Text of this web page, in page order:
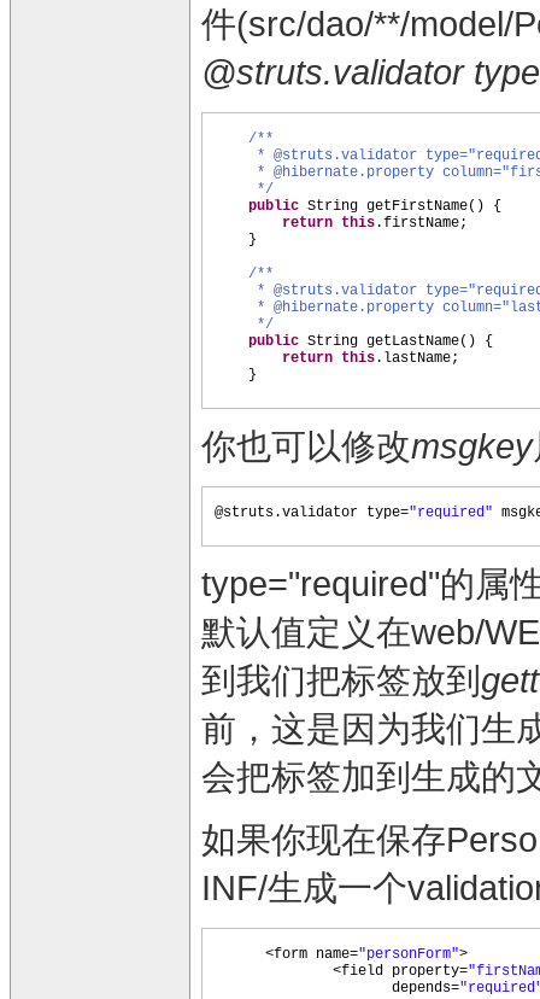
件(src/dao/**/model/
@struts.validator
/**
* @struts.validator
* @hibernate.property
*/
public String getFirstName() {
return this.firstName;
}
/**
* @struts.validator
* @hibernate.property
*/
public String getLastName() {
return this.lastName;
}
你也可以修改msgkey
@struts.validator type="required"
type="required"的属
默认值定义在web/
到我们把标签放到
前，这是因为我们生
会把标签加到生成的
如果你现在保存
INF/生成一个
<form name="personForm">
<field property=
depends=